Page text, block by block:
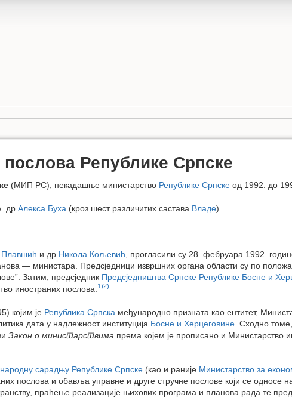
Републике Српске
(МИП РС), некадашње министарство Републике Српске од 1992. до
др Алекса Буха (кроз шест различитих састава Владе).
и др Никола Кољевић, прогласили су 28. фебруара 1992.
— министара. Предсједници извршних органа области су по
Затим, предсједник Предсједништва Српске Републике Босне и
иностраних послова. 1)2)
којим је Република Српска међународно призната као ентитет,
дата у надлежност институција Босне и Херцеговине . Сходно томе,
Закон о министарствима према којем је прописано и Министарство
сарадњу Републике Српске (као и раније Министарство за
послова и обавља управне и друге стручне послове који се
праћење реализације њихових програма и планова рада те